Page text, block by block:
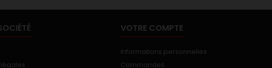
VOTRE COMPTE
Informations personnelles
Commandes